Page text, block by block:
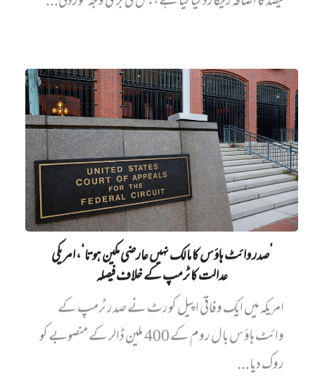
’صدر وائٹ ہاؤس کا مالک نہیں‌ عارضی مکین ہوتا‘، امریکی
عدالت کا ٹرمپ کے خلاف فیصلہ
امریکہ میں ایک وفاقی اپیل کورٹ نے صدر ٹرمپ کے
وائٹ ہاؤس بال روم کے 400 ملین ڈالر کے منصوبے کو
روک دیا...